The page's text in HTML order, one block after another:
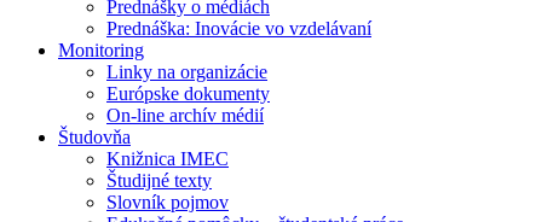
Prednášky o médiách
Prednáška: Inovácie vo vzdelávaní
Monitoring
Linky na organizácie
Európske dokumenty
On-line archív médií
Študovňa
Knižnica IMEC
Študijné texty
Slovník pojmov